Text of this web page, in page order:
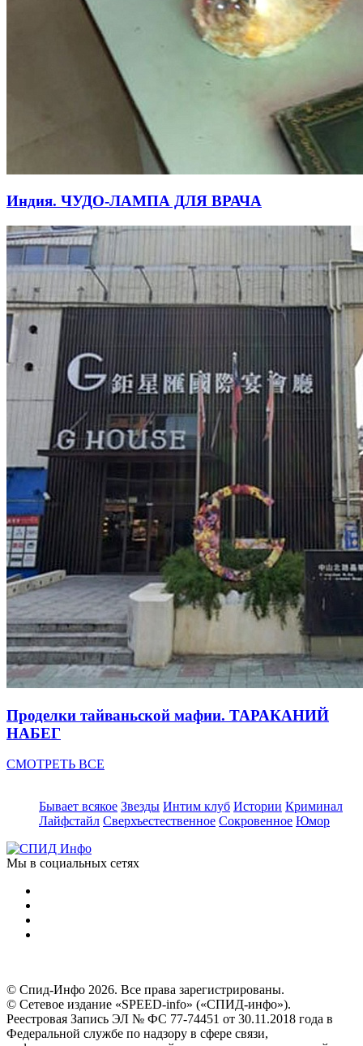
Индия. ЧУДО-ЛАМПА ДЛЯ ВРАЧА
Проделки тайваньской мафии. ТАРАКАНИЙ
НАБЕГ
СМОТРЕТЬ ВСЕ
Бывает всякое Звезды Интим клуб Истории Криминал
Лайфстайл Сверхъестественное Сокровенное Юмор
Мы в социальных сетях
© Спид-Инфо 2026. Все права зарегистрированы.
© Сетевое издание «SPEED-info» («СПИД-инфо»).
Реестровая Запись ЭЛ № ФС 77-74451 от 30.11.2018 года в
Федеральной службе по надзору в сфере связи,